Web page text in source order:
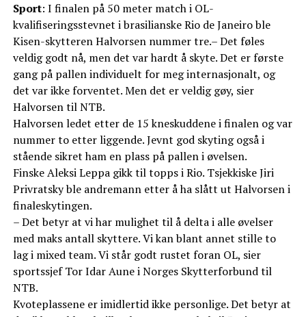
Sport: I finalen på 50 meter match i OL-
kvalifiseringsstevnet i brasilianske Rio de Janeiro ble
Kisen-skytteren Halvorsen nummer tre.– Det føles
veldig godt nå, men det var hardt å skyte. Det er første
gang på pallen individuelt for meg internasjonalt, og
det var ikke forventet. Men det er veldig gøy, sier
Halvorsen til NTB.
Halvorsen ledet etter de 15 kneskuddene i finalen og var
nummer to etter liggende. Jevnt god skyting også i
stående sikret ham en plass på pallen i øvelsen.
Finske Aleksi Leppa gikk til topps i Rio. Tsjekkiske Jiri
Privratsky ble andremann etter å ha slått ut Halvorsen i
finaleskytingen.
– Det betyr at vi har mulighet til å delta i alle øvelser
med maks antall skyttere. Vi kan blant annet stille to
lag i mixed team. Vi står godt rustet foran OL, sier
sportssjef Tor Idar Aune i Norges Skytterforbund til
NTB.
Kvoteplassene er imidlertid ikke personlige. Det betyr at